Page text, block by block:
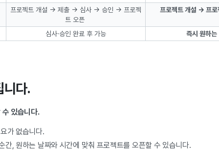
프로젝트 개설 → 제출 → 심사 → 승인 → 프로젝
트 오픈
프로젝트 개설 → 프
심사·승인 완료 후 가능 즉시 원하
니다.
수 있습니다.
가 없습니다.
간, 원하는 날짜와 시간에 맞춰 프로젝트를 오픈할 수 있습니다.